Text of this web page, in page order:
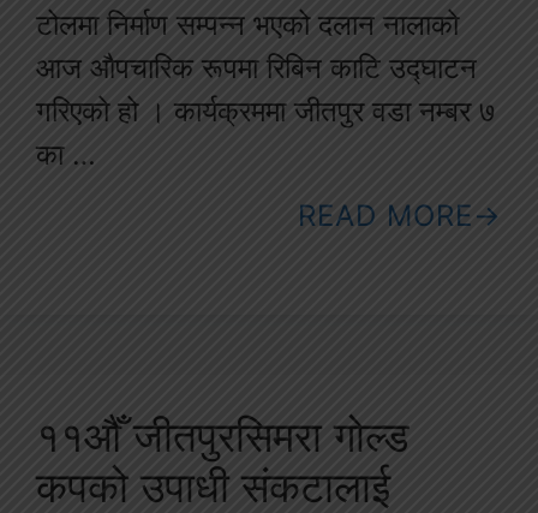
टोलमा निर्माण सम्पन्न भएको दलान नालाको
आज औपचारिक रूपमा रिबिन काटि उद्घाटन
गरिएको हो । कार्यक्रममा जीतपुर वडा नम्बर ७
का …
READ MORE
११औँ जीतपुरसिमरा गोल्ड
कपको उपाधी संकटालाई